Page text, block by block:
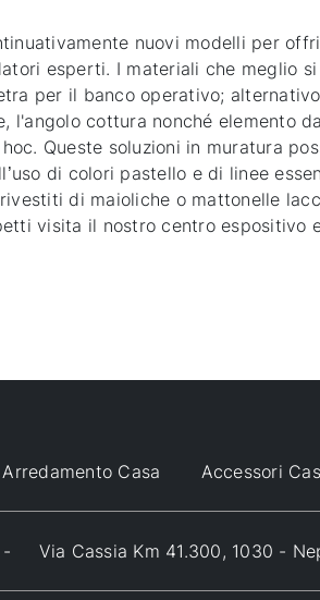
nuovi modelli per
esperti. I materiali che meglio
per il banco operativo;
cottura nonché elemento
Queste soluzioni in muratura
di colori pastello e di linee
di maioliche o mattonelle
visita il nostro centro
Arredamento Casa Accessori
Via Cassia Km 41.300, 1030 -